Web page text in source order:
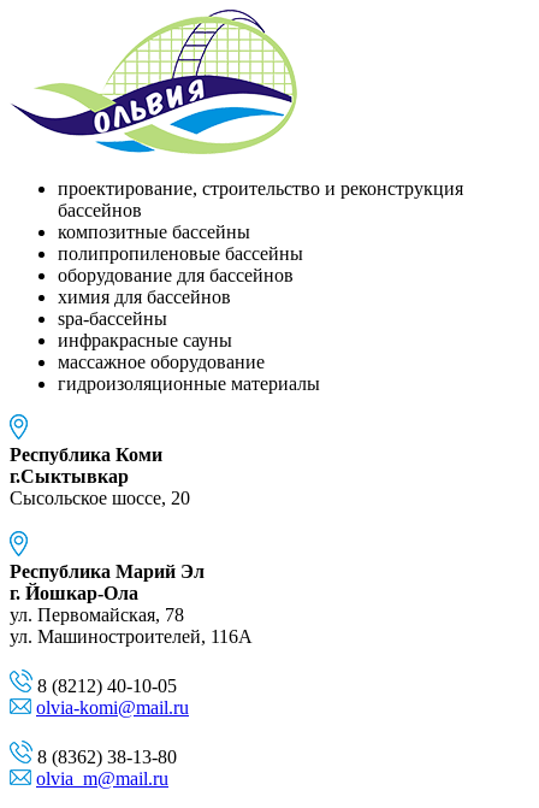
проектирование, строительство и реконструкция
бассейнов
композитные бассейны
полипропиленовые бассейны
оборудование для бассейнов
химия для бассейнов
spa-бассейны
инфракрасные сауны
массажное оборудование
гидроизоляционные материалы
Республика Коми
г.Сыктывкар
Сысольское шоссе, 20
Республика Марий Эл
г. Йошкар-Ола
ул. Первомайская, 78
ул. Машиностроителей, 116A
8 (8212) 40-10-05
olvia-komi@mail.ru
8 (8362) 38-13-80
olvia_m@mail.ru